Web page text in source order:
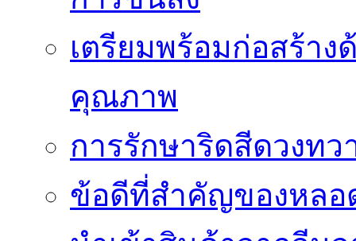
เตรียมพร้อมก่อสร้า
คุณภาพ
การรักษาริดสีดวงทว
ข้อดีที่สำคัญของหลอ